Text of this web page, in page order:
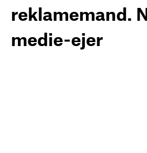
reklamemand.
medie-ejer